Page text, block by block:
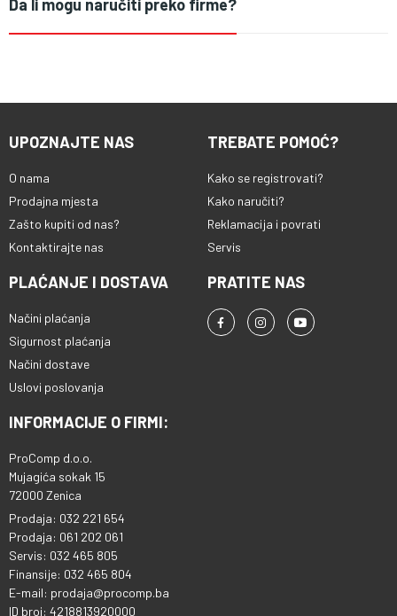
Da li mogu naručiti preko firme?
UPOZNAJTE NAS
O nama
Prodajna mjesta
Zašto kupiti od nas?
Kontaktirajte nas
TREBATE POMOĆ?
Kako se registrovati?
Kako naručiti?
Reklamacija i povrati
Servis
PLAĆANJE I DOSTAVA
Načini plaćanja
Sigurnost plaćanja
Načini dostave
Uslovi poslovanja
PRATITE NAS
INFORMACIJE O FIRMI:
ProComp d.o.o.
Mujagića sokak 15
72000 Zenica
Prodaja: 032 221 654
Prodaja: 061 202 061
Servis: 032 465 805
Finansije: 032 465 804
E-mail: prodaja@procomp.ba
ID broj: 4218813920000